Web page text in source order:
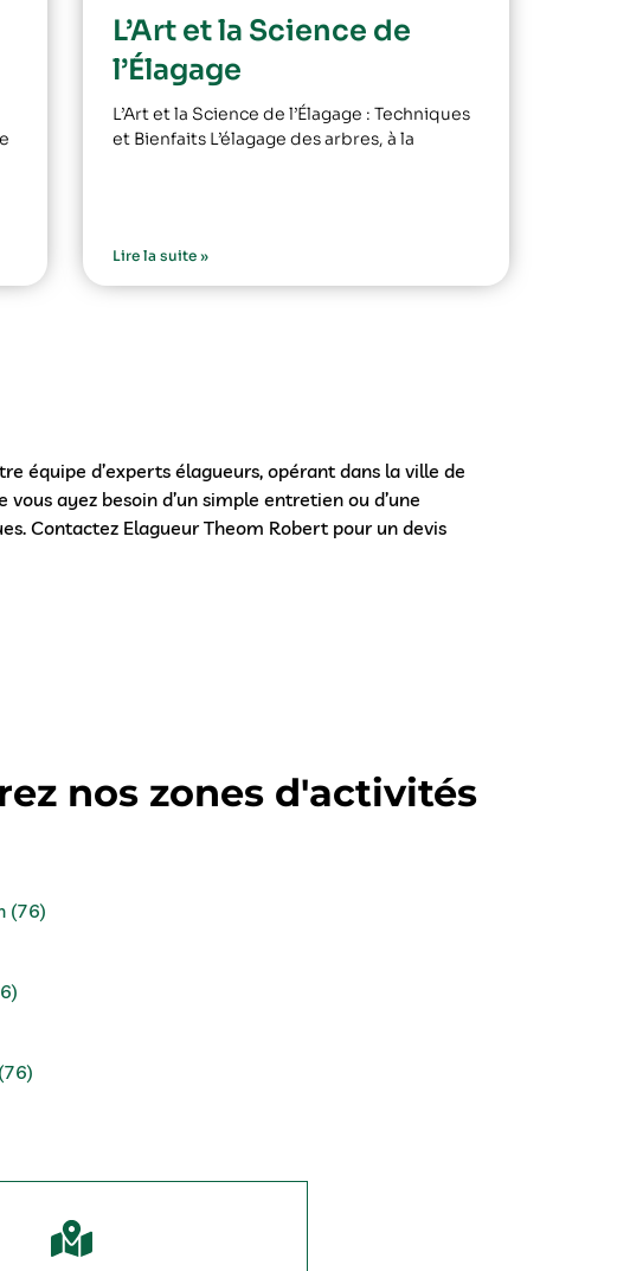
L’Art et la Science de
l’Élagage
L’Art et la Science de l’Élagage : Techniques
et Bienfaits L’élagage des arbres, à la
Lire la suite »
équipe d’experts élagueurs, opérant dans la ville de
ayez besoin d’un simple entretien ou d’une
Contactez Elagueur Theom Robert pour un devis
nos zones d'activités
(76)